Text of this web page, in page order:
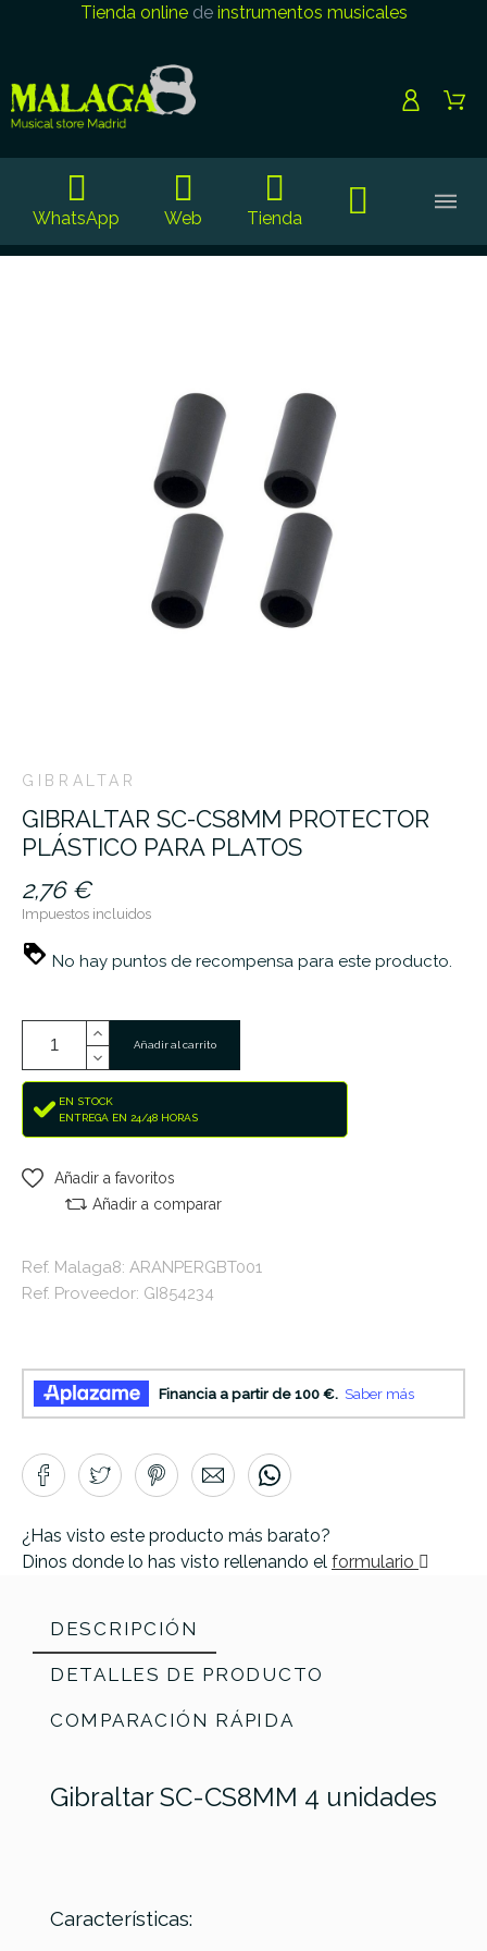
Tienda onlinede instrumentos musicales
WhatsApp Web Tienda
GIBRALTAR
GIBRALTAR SC-CS8MM PROTECTOR
PLÁSTICO PARA PLATOS
2,76 €
Impuestos incluidos
No hay puntos de recompensa para este producto.
Añadir al carrito
EN STOCK
ENTREGA EN 24/48 HORAS
Añadir a favoritos
Añadir a comparar
Ref. Malaga8: ARANPERGBT001
Ref. Proveedor: GI854234
¿Has visto este producto más barato?
Dinos donde lo has visto rellenando el formulario
DESCRIPCIÓN
DETALLES DE PRODUCTO
COMPARACIÓN RÁPIDA
Gibraltar SC-CS8MM 4 unidades
Características: